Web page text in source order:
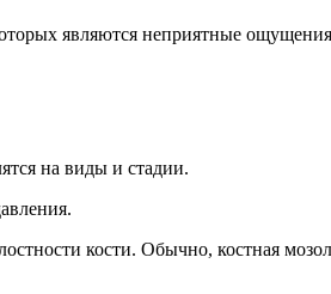
являются неприятные
на виды и стадии.
кости. Обычно, костная